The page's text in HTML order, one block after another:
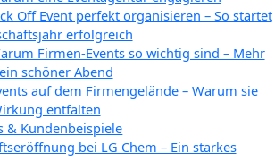
Off Event perfekt organisieren – So startet
erfolgreich
Firmen-Events so wichtig sind – Mehr
schöner Abend
auf dem Firmengelände – Warum sie
entfalten
& Kundenbeispiele
bei LG Chem – Ein starkes